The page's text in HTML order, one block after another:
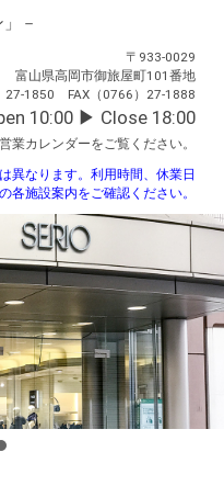
－
〒933-0029
富山県高岡市御旅屋町101番地
27-1850 FAX（0766）27-1888
10:00 ▶︎ Close 18:00
営業カレンダーをご覧ください。
異なります。 利用時間、休業日
各施設案内をご確認ください。